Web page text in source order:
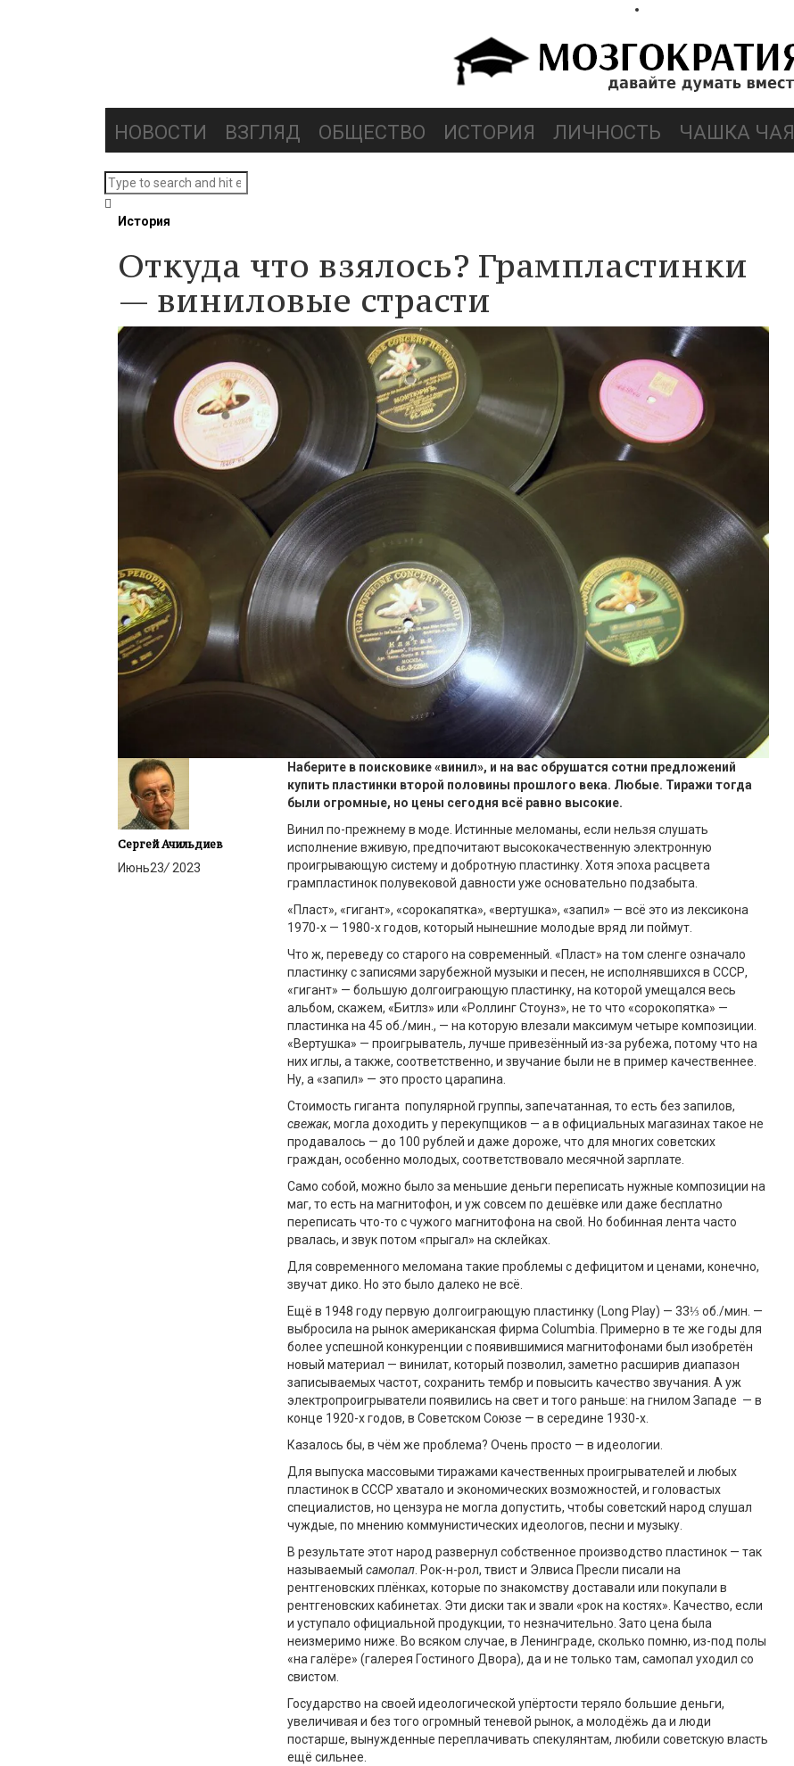
НОВОСТИ ВЗГЛЯД ОБЩЕСТВО ИСТОРИЯ ЛИЧНОСТЬ ЧАШКА ЧАЯ
История
Откуда что взялось? Грампластинки
— виниловые страсти
Сергей Ачильдиев
Июнь23/ 2023
Наберите в поисковике «винил», и на вас обрушатся сотни предложений
купить пластинки второй половины прошлого века. Любые. Тиражи тогда
были огромные, но цены сегодня всё равно высокие.
Винил по-прежнему в моде. Истинные меломаны, если нельзя слушать
исполнение вживую, предпочитают высококачественную электронную
проигрывающую систему и добротную пластинку. Хотя эпоха расцвета
грампластинок полувековой давности уже основательно подзабыта.
«Пласт», «гигант», «сорокапятка», «вертушка», «запил» — всё это из лексикона
1970-х — 1980-х годов, который нынешние молодые вряд ли поймут.
Что ж, переведу со старого на современный. «Пласт» на том сленге означало
пластинку с записями зарубежной музыки и песен, не исполнявшихся в СССР,
«гигант» — большую долгоиграющую пластинку, на которой умещался весь
альбом, скажем, «Битлз» или «Роллинг Стоунз», не то что «сорокопятка» —
пластинка на 45 об./мин., — на которую влезали максимум четыре композиции.
«Вертушка» — проигрыватель, лучше привезённый из-за рубежа, потому что на
них иглы, а также, соответственно, и звучание были не в пример качественнее.
Ну, а «запил» — это просто царапина.
Стоимость гиганта популярной группы, запечатанная, то есть без запилов,
свежак, могла доходить у перекупщиков — а в официальных магазинах такое не
продавалось — до 100 рублей и даже дороже, что для многих советских
граждан, особенно молодых, соответствовало месячной зарплате.
Само собой, можно было за меньшие деньги переписать нужные композиции на
маг, то есть на магнитофон, и уж совсем по дешёвке или даже бесплатно
переписать что-то с чужого магнитофона на свой. Но бобинная лента часто
рвалась, и звук потом «прыгал» на склейках.
Для современного меломана такие проблемы с дефицитом и ценами, конечно,
звучат дико. Но это было далеко не всё.
Ещё в 1948 году первую долгоиграющую пластинку (Long Play) — 33⅓ об./мин. —
выбросила на рынок американская фирма Columbia. Примерно в те же годы для
более успешной конкуренции с появившимися магнитофонами был изобретён
новый материал — винилат, который позволил, заметно расширив диапазон
записываемых частот, сохранить тембр и повысить качество звучания. А уж
электропроигрыватели появились на свет и того раньше: на гнилом Западе — в
конце 1920-х годов, в Советском Союзе — в середине 1930-х.
Казалось бы, в чём же проблема? Очень просто — в идеологии.
Для выпуска массовыми тиражами качественных проигрывателей и любых
пластинок в СССР хватало и экономических возможностей, и головастых
специалистов, но цензура не могла допустить, чтобы советский народ слушал
чуждые, по мнению коммунистических идеологов, песни и музыку.
В результате этот народ развернул собственное производство пластинок — так
называемый самопал . Рок-н-рол, твист и Элвиса Пресли писали на
рентгеновских плёнках, которые по знакомству доставали или покупали в
рентгеновских кабинетах. Эти диски так и звали «рок на костях». Качество, если
и уступало официальной продукции, то незначительно. Зато цена была
неизмеримо ниже. Во всяком случае, в Ленинграде, сколько помню, из-под полы
«на галёре» (галерея Гостиного Двора), да и не только там, самопал уходил со
свистом.
Государство на своей идеологической упёртости теряло большие деньги,
увеличивая и без того огромный теневой рынок, а молодёжь да и люди
постарше, вынужденные переплачивать спекулянтам, любили советскую власть
ещё сильнее.